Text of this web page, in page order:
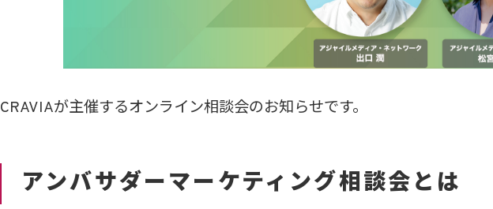
CRAVIAが主催するオンライン相談会のお知らせです。
アンバサダーマーケティング相談会とは